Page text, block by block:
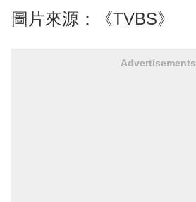
圖片來源：《TVBS》
Advertisements